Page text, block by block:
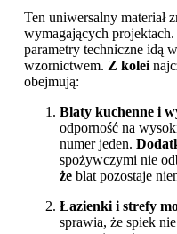
Ten uniwersalny materiał
wymagających
parametry techniczne idą
wzornictwem. Z kolei
obejmują:
Blaty kuchenne i
odporność na
numer jeden.
spożywczymi nie
że blat pozostaje
Łazienki i strefy
sprawia, że spiek